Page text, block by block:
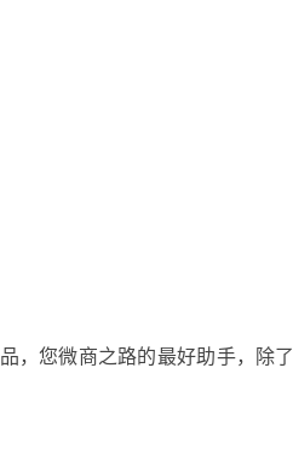
，您微商之路的最好助手，除了